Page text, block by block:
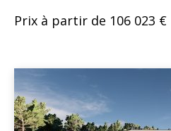
Prix à partir de 106 023 €